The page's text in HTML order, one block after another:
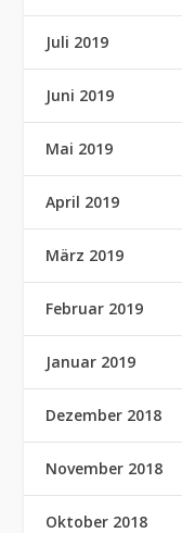
Juli 2019
Juni 2019
Mai 2019
April 2019
März 2019
Februar 2019
Januar 2019
Dezember 2018
November 2018
Oktober 2018